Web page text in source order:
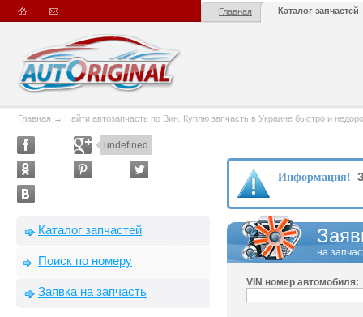
Главная Каталог запчастей
Главная → Найти автозапчасть по Вин. Куплю запчасть в Украине быстро и
undefined
Каталог запчастей
Поиск по номеру
Заявка на запчасть
Информация!
на
VIN номер автомобиля: